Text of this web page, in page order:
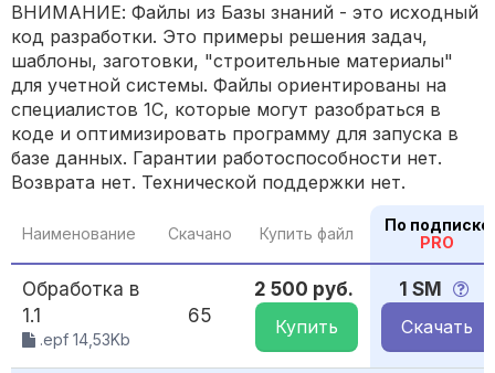
ВНИМАНИЕ: Файлы из Базы знаний - это исходный
код разработки. Это примеры решения задач,
шаблоны, заготовки, "строительные материалы"
для учетной системы. Файлы ориентированы на
специалистов 1С, которые могут разобраться в
коде и оптимизировать программу для запуска в
базе данных. Гарантии работоспособности нет.
Возврата нет. Технической поддержки нет.
Наименование Скачано Купить файл
По подписке
PRO
Обработка в
1.1
.epf 14,53Kb
65
2 500 руб.
Купить
1 SM
Скачать